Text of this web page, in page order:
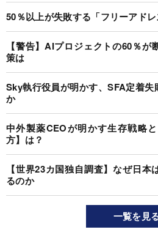
50％以上が失敗する「フリーアド
【警告】AIプロジェクトの60％
策は
Sky執行役員が明かす、SFA定着
か
中外製薬CEOが明かす生存戦略
方】は？
【世界23カ国独自調査】なぜ日
るのか
一覧を見